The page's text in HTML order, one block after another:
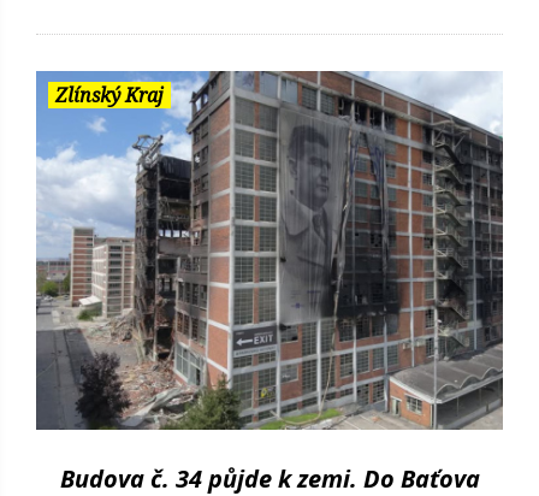
Zlínský Kraj
Budova č. 34 půjde k zemi. Do Baťova